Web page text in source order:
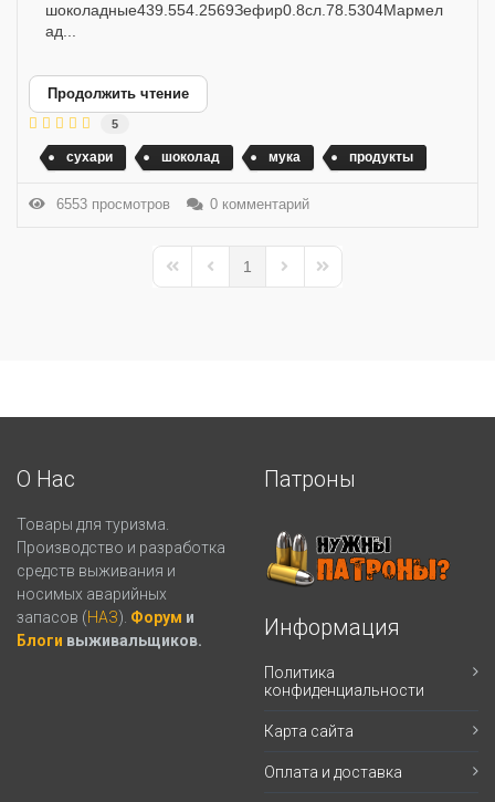
шоколадные439.554.2569Зефир0.8сл.78.5304Мармел
ад...
Продолжить чтение
5
сухари шоколад мука продукты
6553 просмотров 0 комментарий
First PagePrevious Page
1
Next PageLast Page
О Нас
Товары для туризма.
Производство и разработка
средств выживания и
носимых аварийных
запасов (НАЗ). Форум и
Блоги выживальщиков.
Патроны
Информация
Политика
конфиденциальности
Карта сайта
Оплата и доставка